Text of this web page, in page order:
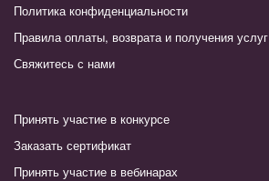
Политика конфиденциальности
Правила оплаты, возврата и получения услуг
Свяжитесь с нами
Принять участие в конкурсе
Заказать сертификат
Принять участие в вебинарах